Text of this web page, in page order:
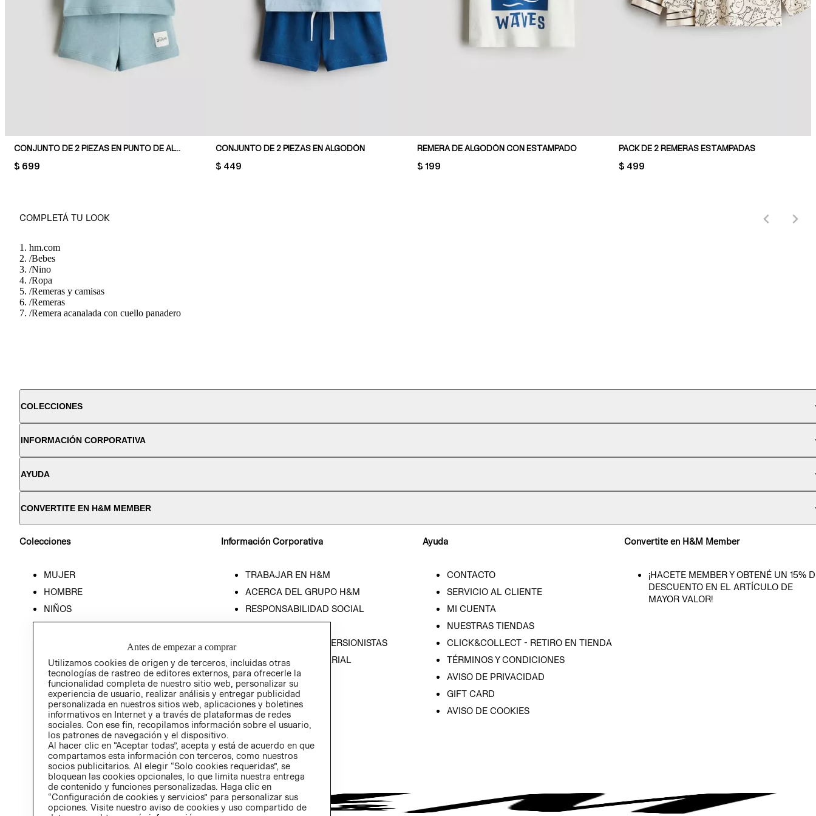
CONJUNTO DE 2 PIEZAS EN PUNTO DE ALGODÓN
PRICE:
$ 699
CONJUNTO DE 2 PIEZAS EN ALGODÓN
PRICE:
$ 449
REMERA DE ALGODÓN CON ESTAMPADO
PRICE:
$ 199
PACK DE 2 REMERAS ESTAMPADAS
PRICE:
$ 499
COMPLETÁ TU LOOK
hm.com
/Bebes
/Nino
/Ropa
/Remeras y camisas
/Remeras
/Remera acanalada con cuello panadero
COLECCIONES
INFORMACIÓN CORPORATIVA
AYUDA
CONVERTITE EN H&M MEMBER
Colecciones
MUJER
HOMBRE
NIÑOS
HOME
Información Corporativa
TRABAJAR EN H&M
ACERCA DEL GRUPO H&M
RESPONSABILIDAD SOCIAL
PRENSA
RELACIÓN CON INVERSIONISTAS
POLÍTICA EMPRESARIAL
Ayuda
CONTACTO
SERVICIO AL CLIENTE
MI CUENTA
NUESTRAS TIENDAS
CLICK&COLLECT - RETIRO EN TIENDA
TÉRMINOS Y CONDICIONES
AVISO DE PRIVACIDAD
GIFT CARD
AVISO DE COOKIES
Convertite en H&M Member
¡HACETE MEMBER Y OBTENÉ UN 15%
DESCUENTO EN EL ARTÍCULO DE
MAYOR VALOR!
Antes de empezar a comprar
Utilizamos cookies de origen y de terceros, incluidas otras
tecnologías de rastreo de editores externos, para ofrecerle la
funcionalidad completa de nuestro sitio web, personalizar su
experiencia de usuario, realizar análisis y entregar publicidad
personalizada en nuestros sitios web, aplicaciones y boletines
informativos en Internet y a través de plataformas de redes
sociales. Con ese fin, recopilamos información sobre el usuario,
los patrones de navegación y el dispositivo.
Al hacer clic en “Aceptar todas”, acepta y está de acuerdo en que
compartamos esta información con terceros, como nuestros
socios publicitarios. Al elegir “Solo cookies requeridas”, se
bloquean las cookies opcionales, lo que limita nuestra entrega
de contenido y funciones personalizadas. Haga clic en
“Configuración de cookies y servicios” para personalizar sus
opciones. Visite nuestro aviso de cookies y uso compartido de